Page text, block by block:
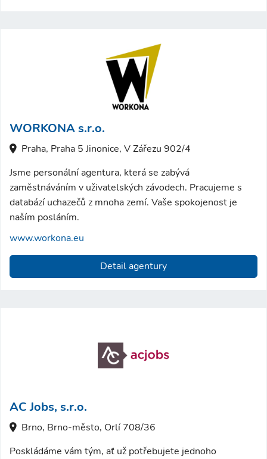
WORKONA s.r.o.
Praha, Praha 5 Jinonice, V Zářezu 902/4
Jsme personální agentura, která se zabývá
zaměstnáváním v uživatelských závodech. Pracujeme s
databází uchazečů z mnoha zemí. Vaše spokojenost je
naším posláním.
www.workona.eu
Detail agentury
AC Jobs, s.r.o.
Brno, Brno-město, Orlí 708/36
Poskládáme vám tým, ať už potřebujete jednoho